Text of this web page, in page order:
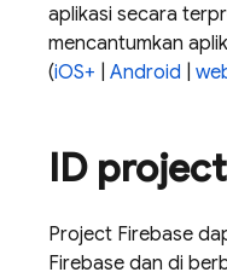
aplikasi secara
mencantumkan
(iOS+ Android
ID
Project Firebase
Firebase dan di